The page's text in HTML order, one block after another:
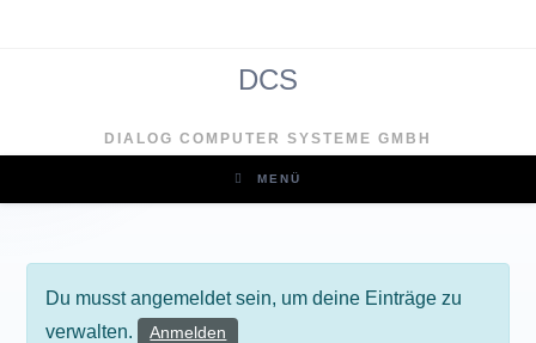
DCS
DIALOG COMPUTER SYSTEME GMBH
MENÜ
Du musst angemeldet sein, um deine Einträge zu
verwalten.
Anmelden